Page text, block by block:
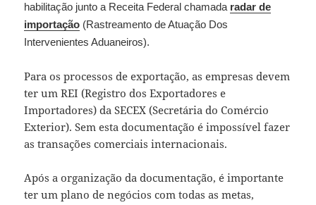
habilitação junto a Receita Federal chamada radar de
importação (Rastreamento de Atuação Dos
Intervenientes Aduaneiros).
Para os processos de exportação, as empresas devem
ter um REI (Registro dos Exportadores e
Importadores) da SECEX (Secretária do Comércio
Exterior). Sem esta documentação é impossível fazer
as transações comerciais internacionais.
Após a organização da documentação, é importante
ter um plano de negócios com todas as metas,